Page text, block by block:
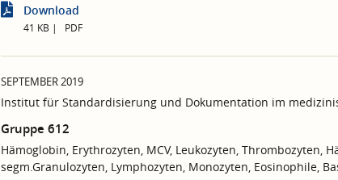
Download
41 KB PDF
SEPTEMBER 2019
Institut für Standardisierung und Dokumentation im
Gruppe 612
Hämoglobin, Erythrozyten, MCV, Leukozyten, Thrombozyten,
segm.Granulozyten, Lymphozyten, Monozyten, Eosinophile,